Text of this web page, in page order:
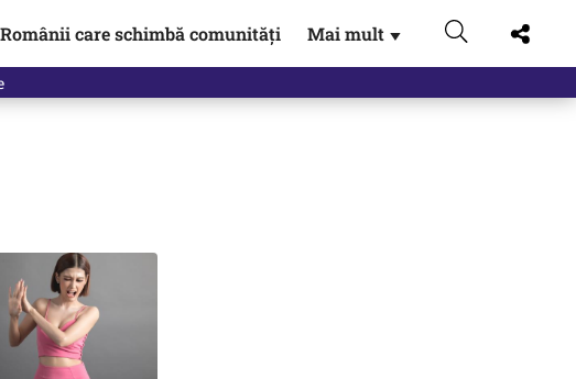
Românii care schimbă comunități Mai mult ▼